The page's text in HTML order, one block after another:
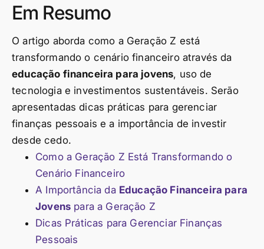
Em Resumo
O artigo aborda como a Geração Z está
transformando o cenário financeiro através da
educação financeira para jovens, uso de
tecnologia e investimentos sustentáveis. Serão
apresentadas dicas práticas para gerenciar
finanças pessoais e a importância de investir
desde cedo.
Como a Geração Z Está Transformando o
Cenário Financeiro
A Importância da Educação Financeira para
Jovens para a Geração Z
Dicas Práticas para Gerenciar Finanças
Pessoais